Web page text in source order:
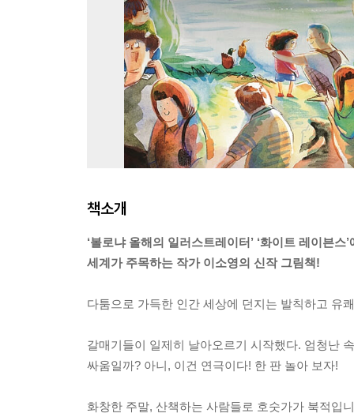
책소개
‘볼로냐 올해의 일러스트레이터’ ‘화이트 레이븐스
세계가 주목하는 작가 이소영의 신작 그림책!
다툼으로 가득한 인간 세상에 던지는 발칙하고 유
갈매기들이 일제히 날아오르기 시작했다. 엄청난
싸움일까? 아니, 이건 연극이다! 한 판 놀아 보자!
화창한 주말, 산책하는 사람들로 호숫가가 북적입